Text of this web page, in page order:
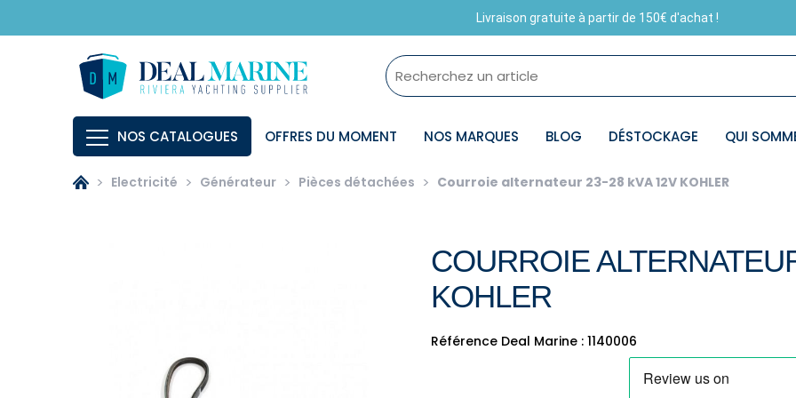
Livraison gratuite à partir de 150€ d'achat !
NOS CATALOGUES OFFRES DU MOMENT NOS MARQUES BLOG DÉSTOCKAGE QUI
Electricité Générateur Pièces détachées Courroie alternateur 23-28 kVA 12V KOHLER
COURROIE
KOHLER
Référence Deal Marine : 1140006